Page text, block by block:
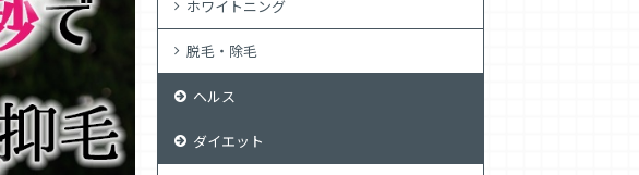
ホワイトニング
脱毛・除毛
ヘルス
ダイエット